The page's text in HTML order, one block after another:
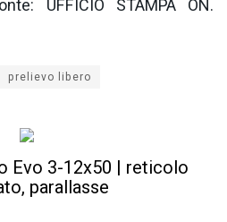
UFFICIO STAMPA ON.
prelievo libero